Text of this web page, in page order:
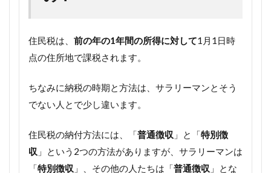
住民税は、 前の年の1年間の所得に対して1月1日時
点の住所地で課税されます。
ちなみに納税の時期と方法は、サラリーマンとそう
でない人とで少し違います。
住民税の納付方法には、「普通徴収 」と「特別徴
収 」という2つの方法がありますが、サラリーマンは
「特別徴収 」、その他の人たちは「普通徴収 」とな